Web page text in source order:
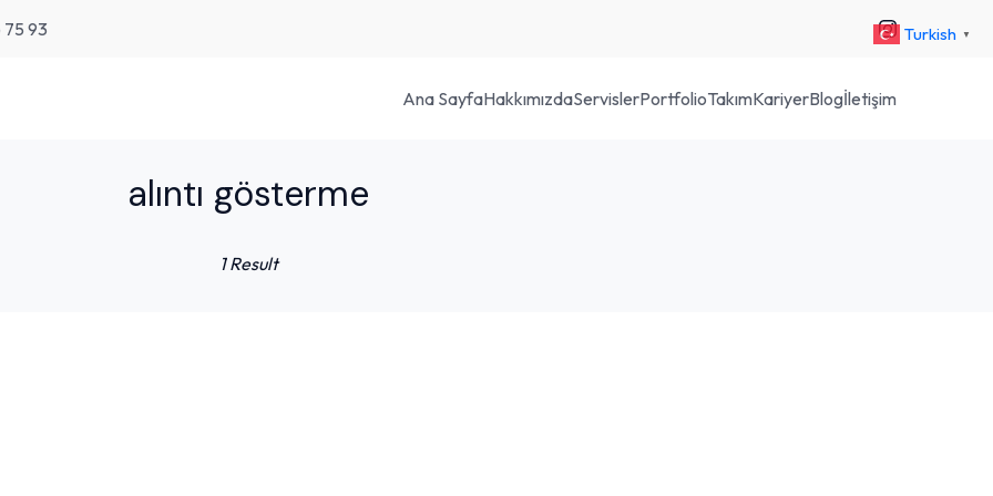
75 93
Ana SayfaHakkımızdaServislerPortfolioTakımKariyerBlogİletişim
alıntı gösterme
1 Result
Turkish ▼